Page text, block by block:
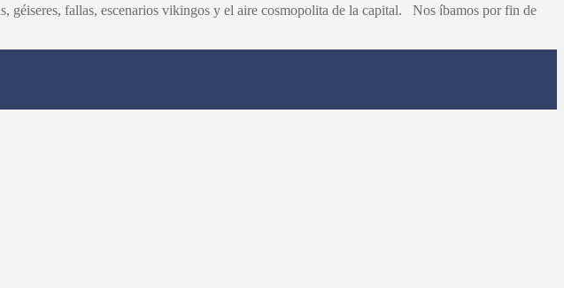
géiseres, fallas, escenarios vikingos y el aire cosmopolita de la capital. Nos íbamos por fin de